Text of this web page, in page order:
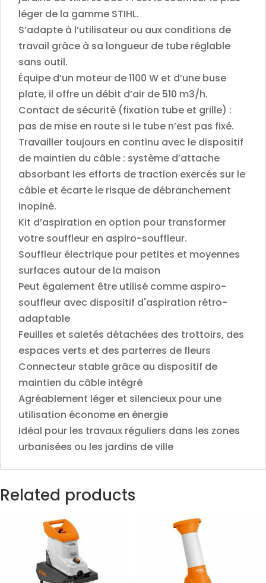
léger de la gamme STIHL.
S’adapte à l’utilisateur ou aux conditions de
travail grâce à sa longueur de tube réglable
sans outil.
Équipe d’un moteur de 1100 W et d’une buse
plate, il offre un débit d’air de 510 m3/h.
Contact de sécurité (fixation tube et grille) :
pas de mise en route si le tube n’est pas fixé.
Travailler toujours en continu avec le dispositif
de maintien du câble : système d’attache
absorbant les efforts de traction exercés sur le
câble et écarte le risque de débranchement
inopiné.
Kit d’aspiration en option pour transformer
votre souffleur en aspiro-souffleur.
Souffleur électrique pour petites et moyennes
surfaces autour de la maison
Peut également être utilisé comme aspiro-
souffleur avec dispositif d'aspiration rétro-
adaptable
Feuilles et saletés détachées des trottoirs, des
espaces verts et des parterres de fleurs
Connecteur stable grâce au dispositif de
maintien du câble intégré
Agréablement léger et silencieux pour une
utilisation économe en énergie
Idéal pour les travaux réguliers dans les zones
urbanisées ou les jardins de ville
Related products